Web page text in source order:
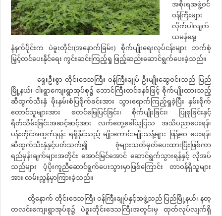
အစိုးရအဖွဲ့ဝင်
ဝန်ကြီးများ
လိုက်ပါလျက်
ယမန်နေ့၊
နံနက်ပိုင်းက ပဲခူးတိုင်း(အနောက်ခြမ်း) စိုက်ပျိုးရေးလုပ်ငန်းများ ဘက်စုံ
မြှင့်တင်ပေးနိုင်ရေး ကွင်းဆင်းကြည့်ရှု ဖြည့်ဆည်းဆောင်ရွက်ပေးခဲ့သည်။
ရှေးဦးစွာ တိုင်းဒေသကြီး ဝန်ကြီးချုပ် ဦးမျိုးဆွေဝင်းသည် ပြည်
မြို့နယ်၊ ငါးရွာကျေးရွာအုပ်စု၌ ဘောင်ကြီးတင်စနစ်ဖြင့် စိုက်ပျိုးထားသည့်
ဆီထွက်သီးနှံ မိုးနှမ်းစံပြစိုက်ခင်းအား သွားရောက်ကြည့်ရှုခဲ့ပြီး နှမ်းစိုက်
တောင်သူများအား စတင်မြေပြင်ခြင်း၊ စိုက်ပျိုးခြင်း၊ ပြုစုခြင်းနှင့်
ရိတ်သိမ်းခြင်းအဆင့်ဆင့်အား လက်တွေ့ခေါ်ယူပြသ အသိပညာပေးရန်၊
ပန်းတိုင်အထွက်နှုန်း ရရှိနိုင်သည့် မျိုးကောင်းမျိုးသန့်များ ဖြန့်ဝေ ပေးရန်၊
ဆီထွက်သီးနှံနှင့်ပတ်သက်၍ ဇုံများသတ်မှတ်ပေးထားပြီးဖြစ်ကာ
ရည်မှန်းချက်များအတိုင်း အောင်မြင်အောင် ဆောင်ရွက်သွားရန်နှင့် လိုအပ်
သည်များ ပံ့ပိုးကူညီဆောင်ရွက်ပေးသွားမှာဖြစ်ကြောင်း တာဝန်ရှိသူများ
အား လမ်းညွှန်မှာကြားခဲ့သည်။
ထို့နောက် တိုင်းဒေသကြီး ဝန်ကြီးချုပ်နှင့်အဖွဲ့သည် ပြည်မြို့နယ်၊ နတ္
တလင်းကျေးရွာအုပ်စု၌ ပဲခူးတိုင်းဒေသကြီးအတွင်းမှ ထုတ်လုပ်လျက်ရှိ